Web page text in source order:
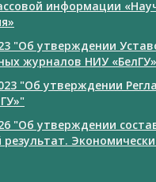
информации
"Об утверждении
журналов НИУ «БелГУ»
"Об утверждении
"Об утверждении